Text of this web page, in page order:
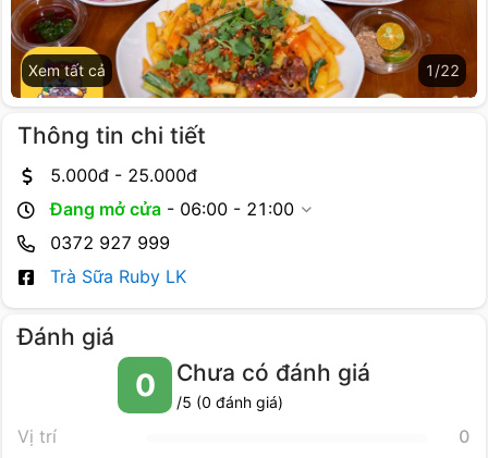
Xem tất cả 1 /22
Đánh giá
0 Chưa có đánh giá
/5 (0 đánh giá)
Vị trí
0
Thông tin chi tiết
5.000đ - 25.000đ
Đang mở cửa - 06:00 - 21:00
0372 927 999
Trà Sữa Ruby LK